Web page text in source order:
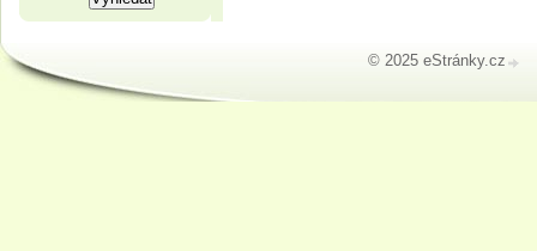
© 2025 eStránky.cz